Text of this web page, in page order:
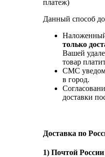
платеж)
Данный способ
только
Вашей
товар
СМС
в город.
доставки
Доставка по
1) Почтой